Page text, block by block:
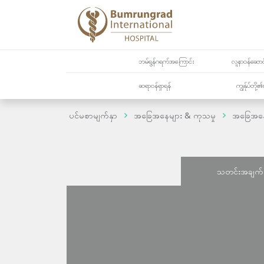
ဘမ်ရွန်ဂရက်အကြောင်း လူနာဝန်ဆော
ဆရာဝန်ရှာရန် ကျွန်ုပ်တို့၏
ပင်မစာမျက်နှာ အခြေအနေများ & ကုသမှု အခြေအန
သတင်းအခ